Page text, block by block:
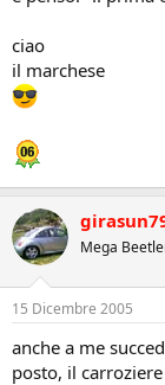
ciao
il marchese
Mega
15 Dicembre 2005
anche a me
posto, il